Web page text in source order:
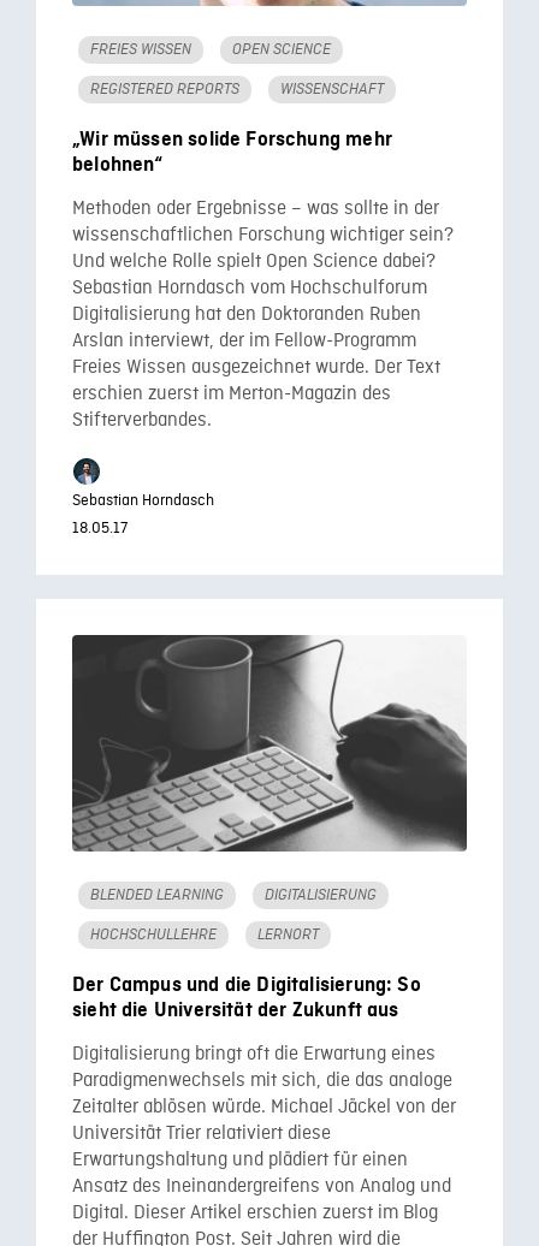
FREIES WISSEN OPEN SCIENCE
REGISTERED REPORTS WISSENSCHAFT
„Wir müssen solide Forschung mehr
belohnen“
Methoden oder Ergebnisse – was sollte in der
wissenschaftlichen Forschung wichtiger sein?
Und welche Rolle spielt Open Science dabei?
Sebastian Horndasch vom Hochschulforum
Digitalisierung hat den Doktoranden Ruben
Arslan interviewt, der im Fellow-Programm
Freies Wissen ausgezeichnet wurde. Der Text
erschien zuerst im Merton-Magazin des
Stifterverbandes.
Sebastian Horndasch
18.05.17
BLENDED LEARNING DIGITALISIERUNG
HOCHSCHULLEHRE LERNORT
Der Campus und die Digitalisierung: So
sieht die Universität der Zukunft aus
Digitalisierung bringt oft die Erwartung eines
Paradigmenwechsels mit sich, die das analoge
Zeitalter ablösen würde. Michael Jäckel von der
Universität Trier relativiert diese
Erwartungshaltung und plädiert für einen
Ansatz des Ineinandergreifens von Analog und
Digital. Dieser Artikel erschien zuerst im Blog
der Huffington Post. Seit Jahren wird die